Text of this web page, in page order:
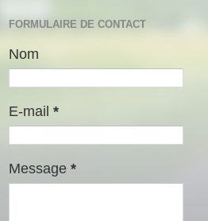
FORMULAIRE DE CONTACT
Nom
E-mail *
Message *